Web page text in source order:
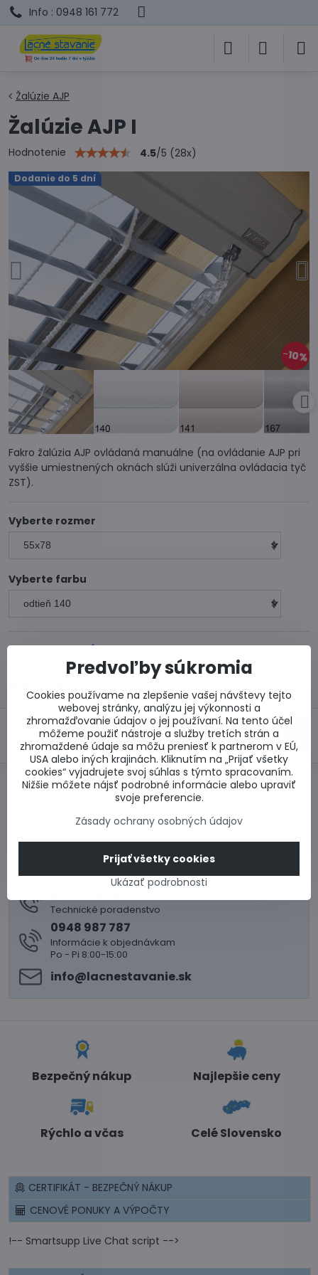
Info : 0948 161 772
Dodanie do 5 dní
10%
Žalúzie AJP
Žalúzie AJP I
Hodnotenie 4.5/5 (28x)
Fakro žalúzia AJP ovládaná manuálne (na ovládanie AJP pri
vyššie umiestnených oknách slúži univerzálna ovládacia tyč
ZST).
Vyberte rozmer
Vyberte farbu
Skladom u dodávateľa
Zľava 9,35 €
84,13 €
Do košíka
Otázka k produktu Doručenia
Technické poradenstvo
0948 987 787
Informácie k objednávkam
Po - Pi 8:00-15:00
info​@lacnestavanie​.sk
Bezpečný nákup Najlepšie ceny
Rýchlo a včas Celé Slovensko
CERTIFIKÁT - BEZPEČNÝ NÁKUP
CENOVÉ PONUKY A VÝPOČTY
!-- Smartsupp Live Chat script -->
Predvoľby súkromia
Cookies používame na zlepšenie vašej návštevy tejto
webovej stránky, analýzu jej výkonnosti a
zhromažďovanie údajov o jej používaní. Na tento účel
môžeme použiť nástroje a služby tretích strán a
zhromaždené údaje sa môžu preniesť k partnerom v EÚ,
USA alebo iných krajinách. Kliknutím na „Prijať všetky
cookies“ vyjadrujete svoj súhlas s týmto spracovaním.
Nižšie môžete nájsť podrobné informácie alebo upraviť
svoje preferencie.
Zásady ochrany osobných údajov
Ukázať podrobnosti
Prijať všetky cookies